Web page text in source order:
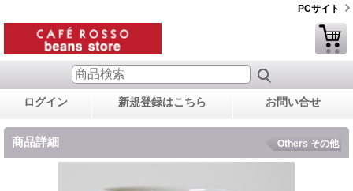
PCサイト
ログイン 新規登録はこちら お問い合せ
商品詳細 Others その他